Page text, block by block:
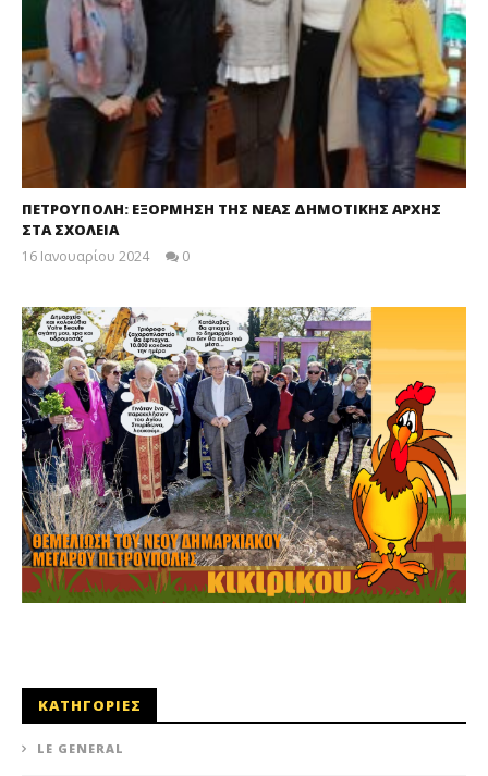
ΠΕΤΡΟΥΠΟΛΗ: ΕΞΟΡΜΗΣΗ ΤΗΣ ΝΕΑΣ ΔΗΜΟΤΙΚΗΣ ΑΡΧΗΣ
ΣΤΑ ΣΧΟΛΕΙΑ
16 Ιανουαρίου 2024
0
ΚΑΤΗΓΟΡΙΕΣ
LE GENERAL